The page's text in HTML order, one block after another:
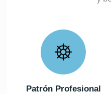
Patrón Profesional